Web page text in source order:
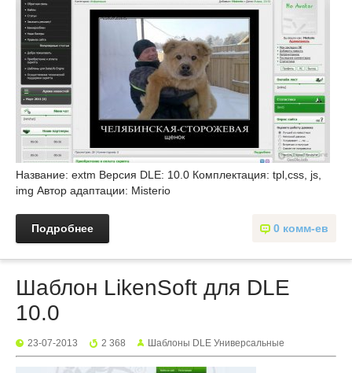
Название: extm Версия DLE: 10.0 Комплектация: tpl,css, js,
img Автор адаптации: Misterio
0 комм-ев
Подробнее
Шаблон LikenSoft для DLE
10.0
23-07-2013 2 368 Шаблоны DLE Универсальные